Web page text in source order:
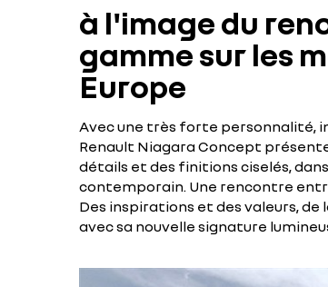
à l'image du
gamme sur les
Europe
Avec une très forte personnalité,
Renault Niagara Concept
détails et des finitions ciselés,
contemporain. Une rencontre
Des inspirations et des valeurs,
avec sa nouvelle signature